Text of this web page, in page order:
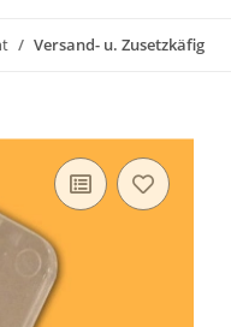
Versand- u. Zusetzkäfig